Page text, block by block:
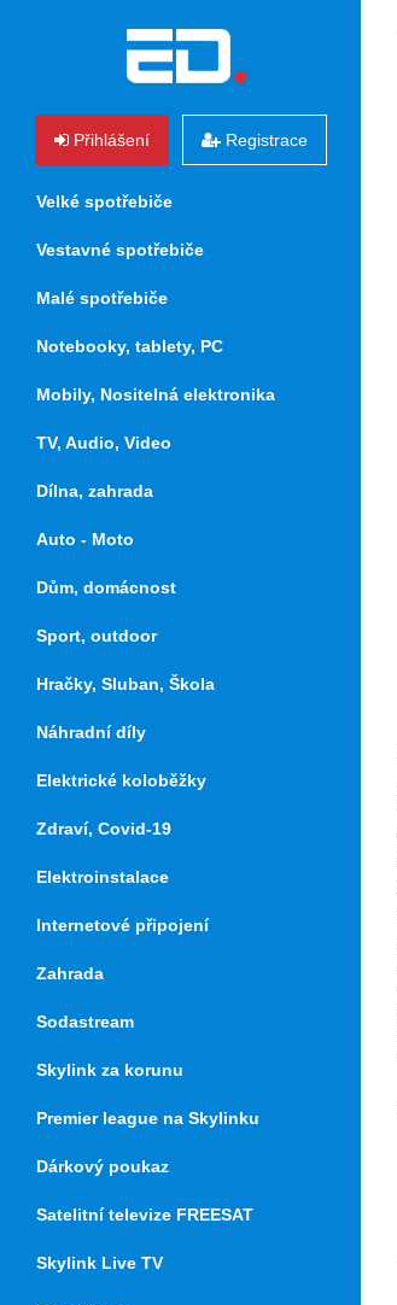
Přihlášení Registrace
Velké spotřebiče
Vestavné spotřebiče
Malé spotřebiče
Notebooky, tablety, PC
Mobily, Nositelná elektronika
TV, Audio, Video
Dílna, zahrada
Auto - Moto
Dům, domácnost
Sport, outdoor
Hračky, Sluban, Škola
Náhradní díly
Elektrické koloběžky
Zdraví, Covid-19
Elektroinstalace
Internetové připojení
Zahrada
Sodastream
Skylink za korunu
Premier league na Skylinku
Dárkový poukaz
Satelitní televize FREESAT
Skylink Live TV